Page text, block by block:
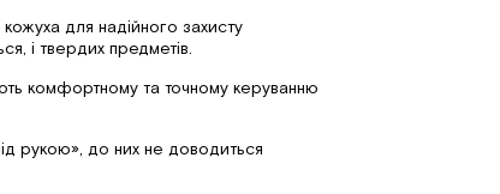
для надійного захисту
і твердих предметів.
комфортному та точному керуванню
рукою», до них не доводиться